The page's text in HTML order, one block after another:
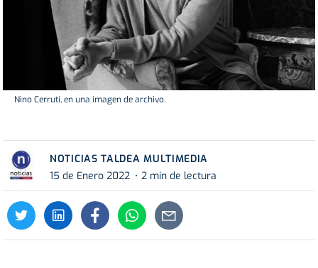
Nino Cerruti, en una imagen de archivo.
NOTICIAS TALDEA MULTIMEDIA
15 de Enero 2022
2 min de lectura